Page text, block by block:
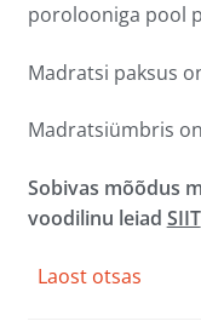
porolooniga pool
Madratsi paksus
Madratsiümbris
Sobivas mõõdus
voodilinu leiad SIIT
Laost otsas